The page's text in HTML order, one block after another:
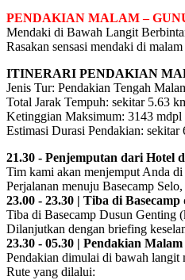
PENDAKIAN MALAM –
Mendaki di Bawah Langit
Rasakan sensasi mendaki di
ITINERARI PENDAKIAN
Jenis Tur: Pendakian Tengah
Total Jarak Tempuh: sekitar 5.63
Ketinggian Maksimum: 3143
Estimasi Durasi Pendakian:
21.30 - Penjemputan dari Hotel
Tim kami akan menjemput Anda
Perjalanan menuju Basecamp
23.00 - 23.30 | Tiba di
Tiba di Basecamp Dusun Genting
Dilanjutkan dengan briefing
23.30 - 05.30 | Pendakian
Pendakian dimulai di bawah langit
Rute yang dilalui: